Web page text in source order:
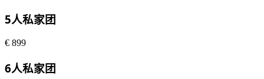
5人私家团
€ 899
6人私家团